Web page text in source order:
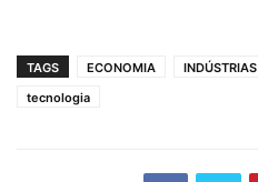
TAGS ECONOMIA INDÚSTRIAS
tecnologia